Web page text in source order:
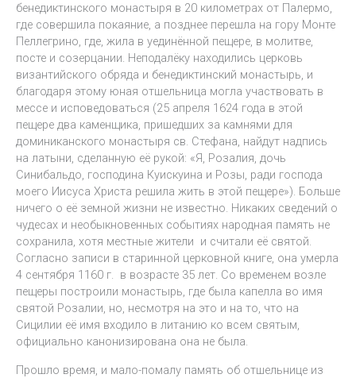
бенедиктинского монастыря в 20 километрах от Палермо,
где совершила покаяние, а позднее перешла на гору Монте
Пеллегрино, где, жила в уединённой пещере, в молитве,
посте и созерцании. Неподалёку находились церковь
византийского обряда и бенедиктинский монастырь, и
благодаря этому юная отшельница могла участвовать в
мессе и исповедоваться (25 апреля 1624 года в этой
пещере два каменщика, пришедших за камнями для
доминиканского монастыря св. Стефана, найдут надпись
на латыни, сделанную её рукой: «Я, Розалия, дочь
Синибальдо, господина Куискуина и Розы, ради господа
моего Иисуса Христа решила жить в этой пещере»). Больше
ничего о её земной жизни не известно. Никаких сведений о
чудесах и необыкновенных событиях народная память не
сохранила, хотя местные жители и считали её святой.
Согласно записи в старинной церковной книге, она умерла
4 сентября 1160 г. в возрасте 35 лет. Со временем возле
пещеры построили монастырь, где была капелла во имя
святой Розалии, но, несмотря на это и на то, что на
Сицилии её имя входило в литанию ко всем святым,
официально канонизирована она не была.
Прошло время, и мало-помалу память об отшельнице из